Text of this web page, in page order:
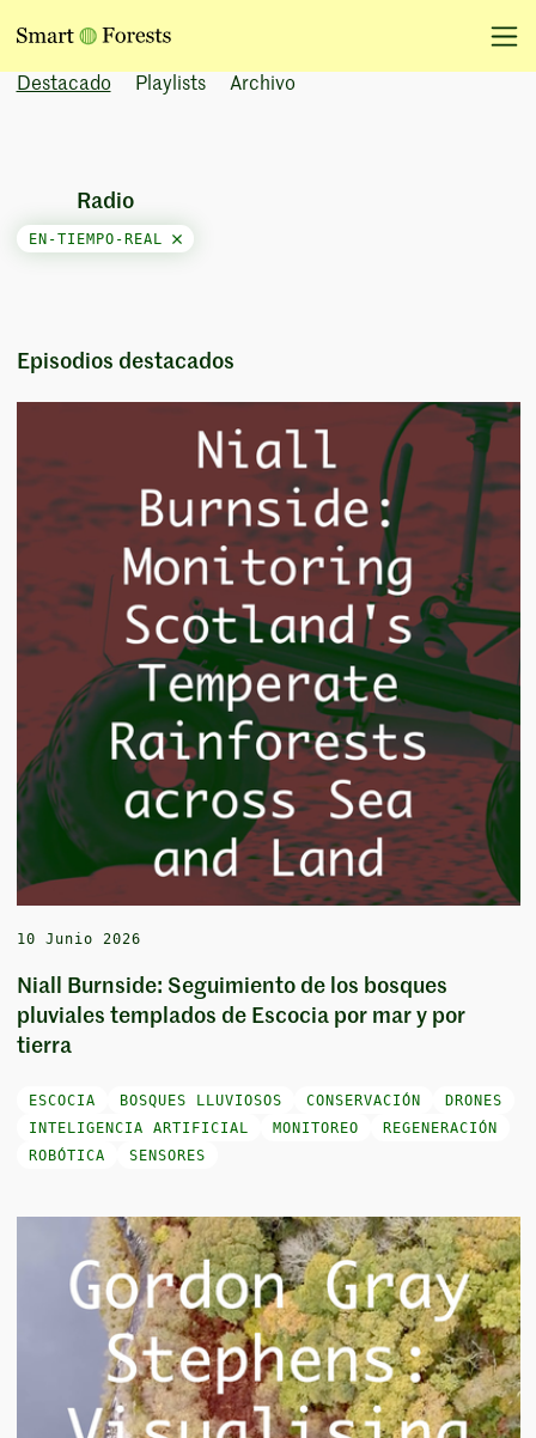
Destacado Playlists Archivo
Radio
EN-TIEMPO-REAL
Episodios destacados
10 Junio 2026
Niall Burnside: Seguimiento de los bosques
pluviales templados de Escocia por mar y por
tierra
ESCOCIA BOSQUES LLUVIOSOS CONSERVACIÓN
DRONES
INTELIGENCIA ARTIFICIAL
MONITOREO
REGENERACIÓN
ROBÓTICA
SENSORES